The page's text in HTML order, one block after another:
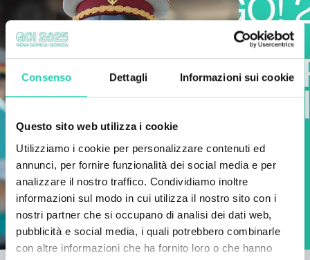
Consenso Dettagli Informazioni sui cookie
Questo sito web utilizza i cookie
Utilizziamo i cookie per personalizzare contenuti ed
annunci, per fornire funzionalità dei social media e per
analizzare il nostro traffico. Condividiamo inoltre
informazioni sul modo in cui utilizza il nostro sito con i
nostri partner che si occupano di analisi dei dati web,
pubblicità e social media, i quali potrebbero combinarle
con altre informazioni che ha fornito loro o che hanno